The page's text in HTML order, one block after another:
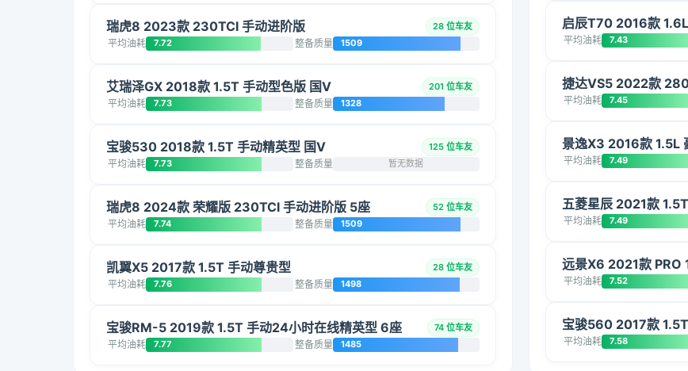
瑞虎8 2023款 230TCI 手动进阶版 28 位车友
平均油耗 7.72 整备质量 1509
艾瑞泽GX 2018款 1.5T 手动型色版 国V 201 位车友
平均油耗 7.73 整备质量 1328
宝骏530 2018款 1.5T 手动精英型 国V 125 位车友
平均油耗 7.73 整备质量 暂无数据
瑞虎8 2024款 荣耀版 230TCI 手动进阶版 5座 52 位车友
平均油耗 7.74 整备质量 1509
凯翼X5 2017款 1.5T 手动尊贵型 28 位车友
平均油耗 7.76 整备质量 1498
宝骏RM-5 2019款 1.5T 手动24小时在线精英型 6座 74 位车友
平均油耗 7.77 整备质量 1485
启辰T70 2016款
平均油耗 7.43
捷达VS5 2022款
平均油耗 7.45
景逸X3 2016款 1.5L
平均油耗 7.49
五菱星辰 2021款
平均油耗 7.49
远景X6 2021款 PRO
平均油耗 7.52
宝骏560 2017款
平均油耗 7.58